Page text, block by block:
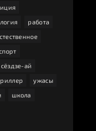
работа
сёздзе-ай
ужасы
школа